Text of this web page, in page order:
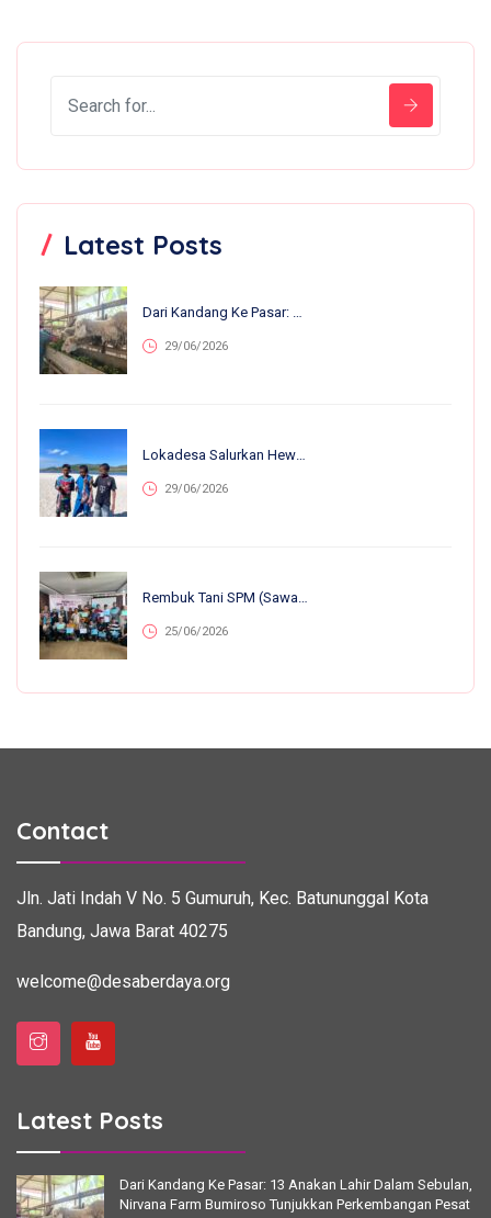
Latest Posts
Dari Kandang Ke Pasar: 13 Anakan Lahir Dalam Sebulan, Nirvana Farm Bumiroso Tunjukkan Perkembangan Pesat
29/06/2026
Lokadesa Salurkan Hewan Kurban Ke 75.138 Warga Pelosok Di 25 Provinsi
29/06/2026
Rembuk Tani SPM (Sawah Pokok Murah) Se-Jawa Barat: Perkuat Kolaborasi Petani Untuk Kemandirian Dan Ketahanan Pangan
25/06/2026
Contact
Jln. Jati Indah V No. 5 Gumuruh, Kec. Batununggal Kota
Bandung, Jawa Barat 40275
welcome@desaberdaya.org
Latest Posts
Dari Kandang Ke Pasar: 13 Anakan Lahir Dalam Sebulan,
Nirvana Farm Bumiroso Tunjukkan Perkembangan Pesat